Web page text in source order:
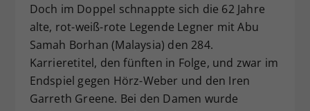
Doch im Doppel schnappte sich die 62 Jahre
alte, rot-weiß-rote Legende Legner mit Abu
Samah Borhan (Malaysia) den 284.
Karrieretitel, den fünften in Folge, und zwar im
Endspiel gegen Hörz-Weber und den Iren
Garreth Greene. Bei den Damen wurde